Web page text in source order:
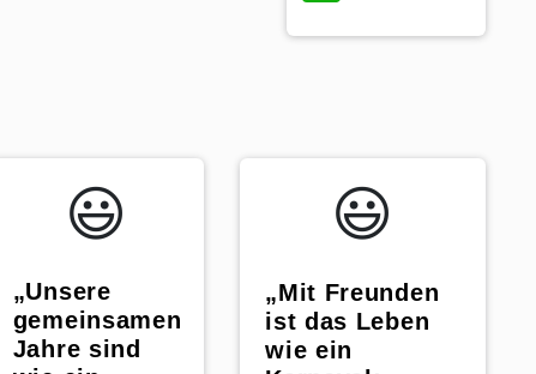
😃️
„Unsere
gemeinsamen
Jahre sind
😃️
„Mit Freunden
ist das Leben
wie ein